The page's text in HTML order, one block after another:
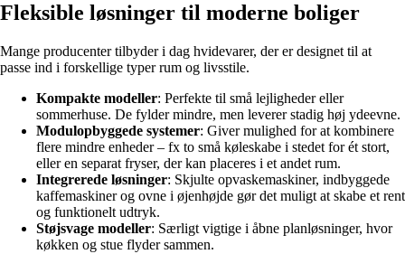
Fleksible løsninger til moderne boliger
Mange producenter tilbyder i dag hvidevarer, der er designet til at
passe ind i forskellige typer rum og livsstile.
Kompakte modeller: Perfekte til små lejligheder eller
sommerhuse. De fylder mindre, men leverer stadig høj ydeevne.
Modulopbyggede systemer: Giver mulighed for at kombinere
flere mindre enheder – fx to små køleskabe i stedet for ét stort,
eller en separat fryser, der kan placeres i et andet rum.
Integrerede løsninger: Skjulte opvaskemaskiner, indbyggede
kaffemaskiner og ovne i øjenhøjde gør det muligt at skabe et rent
og funktionelt udtryk.
Støjsvage modeller: Særligt vigtige i åbne planløsninger, hvor
køkken og stue flyder sammen.